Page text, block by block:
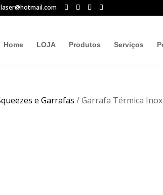
Home LOJA Produtos Serviços
e Garrafas / Garrafa Térmica